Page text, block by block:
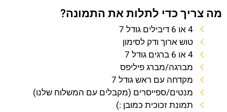
מה צריך כדי לתלות את התמונה?
4 או 6 דיבילים גודל 7
טוש ארוך ודק לסימון
4 או 6 ברגים גודל 7
מברגה/מברג פיליפס
מקדחה עם ראש גודל 7
מנטים/ספייסרים (מקבלים עם המשלוח שלנו)
תמונת זכוכית כמובן :)